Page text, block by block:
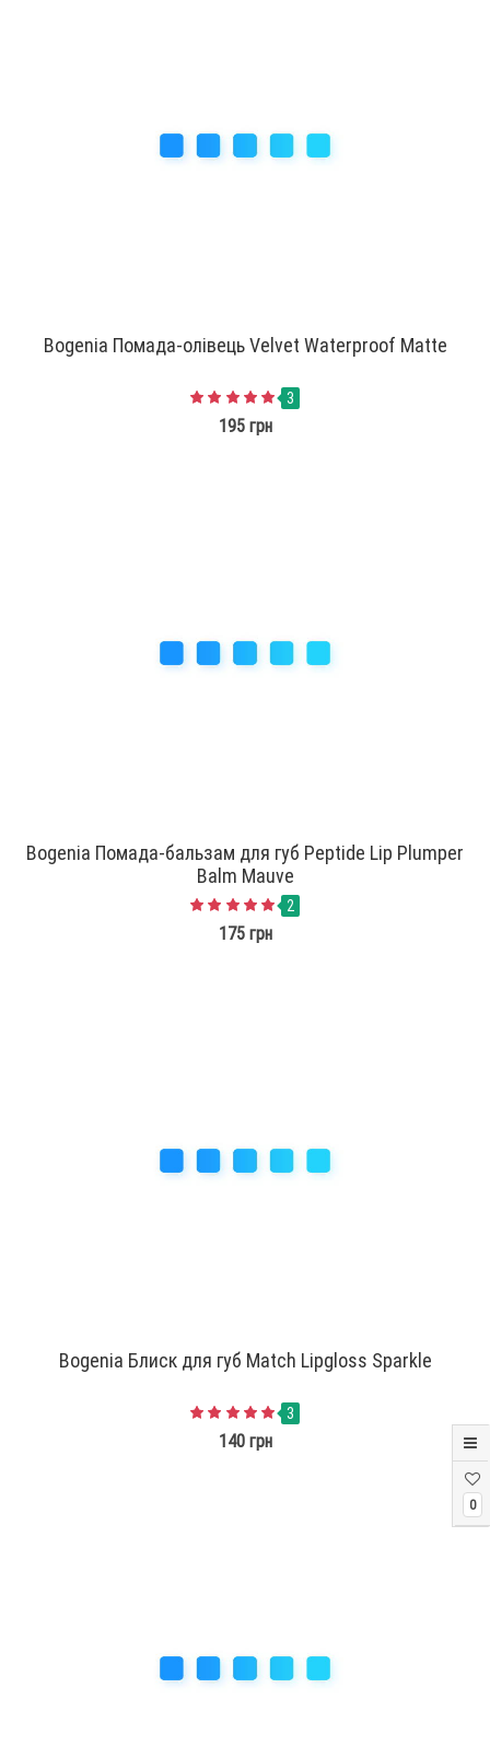
0
Bogenia Помада-олівець Velvet Waterproof Matte
3
195 грн
Bogenia Помада-бальзам для губ Peptide Lip Plumper
Balm Mauve
2
175 грн
Bogenia Блиск для губ Match Lipgloss Sparkle
3
140 грн